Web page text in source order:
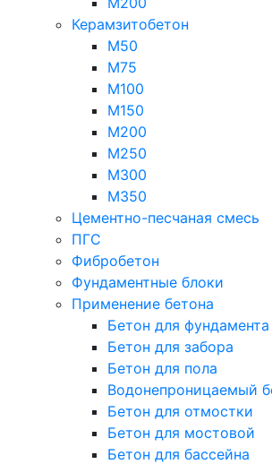
Керамзитобетон
М50
М75
М100
М150
М200
М250
М300
М350
Цементно-песчаная смесь
ПГС
Фибробетон
Фундаментные блоки
Применение бетона
Бетон для фундамента
Бетон для забора
Бетон для пола
Водонепроницаемый
Бетон для отмостки
Бетон для мостовой
Бетон для бассейна